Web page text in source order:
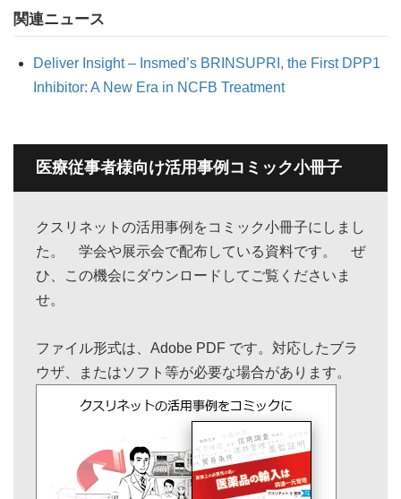
関連ニュース
Deliver Insight – Insmed’s BRINSUPRI, the First DPP1
Inhibitor: A New Era in NCFB Treatment
医療従事者様向け活用事例コミック小冊子
クスリネットの活用事例をコミック小冊子にしまし
た。 学会や展示会で配布している資料です。 ぜ
ひ、この機会にダウンロードしてご覧くださいま
せ。
ファイル形式は、Adobe PDF です。対応したブラ
ウザ、またはソフト等が必要な場合があります。